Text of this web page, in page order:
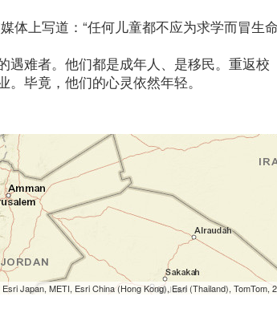
体上写道：“任何儿童都不应为求学而冒生
遇难者。他们都是成年人、是移民。重返校
毕竟，他们的心灵依然年轻。
Japan, METI, Esri China (Hong Kong), Esri (Thailand), TomTom,